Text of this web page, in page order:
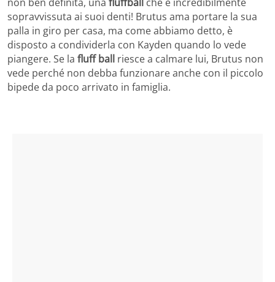
sopravvissuta ai suoi denti! Brutus ama portare la sua
palla in giro per casa, ma come abbiamo detto, è
disposto a condividerla con Kayden quando lo vede
piangere. Se la fluff ball riesce a calmare lui, Brutus non
vede perché non debba funzionare anche con il piccolo
bipede da poco arrivato in famiglia.